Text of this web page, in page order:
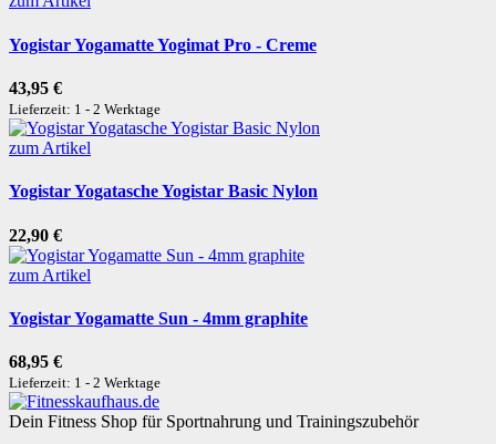
Yogistar Yogamatte Yogimat Pro - Creme
43,95 €
Lieferzeit: 1 - 2 Werktage
zum Artikel
Yogistar Yogatasche Yogistar Basic Nylon
22,90 €
zum Artikel
Yogistar Yogamatte Sun - 4mm graphite
68,95 €
Lieferzeit: 1 - 2 Werktage
Dein Fitness Shop für Sportnahrung und Trainingszubehör